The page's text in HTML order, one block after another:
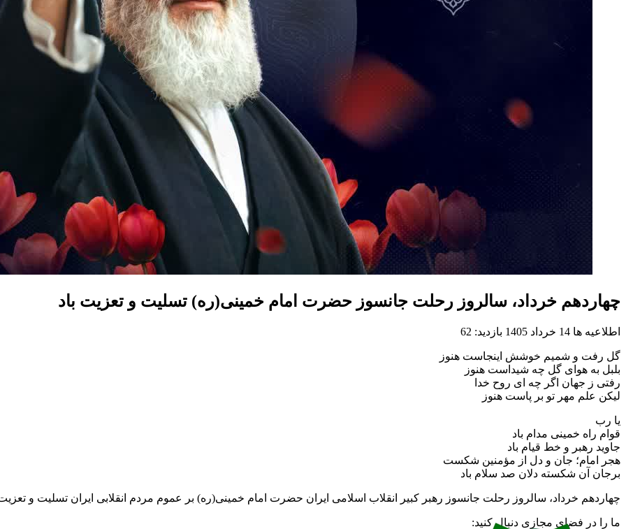
چهاردهم خرداد، سالروز رحلت جانسوز حضرت امام خمینی(ره) تسلیت و تعزیت باد
اطلاعیه ها 14 خرداد 1405 بازدید: 62
گل رفت و شمیم خوشش اینجاست هنوز
بلبل به هوای گل چه شیداست هنوز
رفتی ز جهان اگر چه ای روح خدا
لیکن علم مهر تو بر پاست هنوز
یا رب
قوام راه خمینی مدام باد
جاوید رهبر و خط قیام باد
هجر امام؛ جان و دل از مؤمنین شکست
برجان آن شکسته دلان صد سلام باد
چهاردهم خرداد، سالروز رحلت جانسوز رهبر کبیر انقلاب اسلامی ایران حضرت امام خمینی(ره) بر عموم مردم انقلابی ایران تسلیت و تعزیت
ما را در فضای مجازی دنبال کنید: